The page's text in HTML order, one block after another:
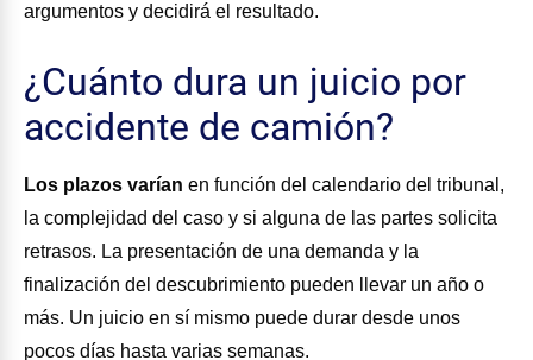
argumentos y decidirá el resultado.
¿Cuánto dura un juicio por
accidente de camión?
Los plazos varían en función del calendario del tribunal,
la complejidad del caso y si alguna de las partes solicita
retrasos. La presentación de una demanda y la
finalización del descubrimiento pueden llevar un año o
más. Un juicio en sí mismo puede durar desde unos
pocos días hasta varias semanas.